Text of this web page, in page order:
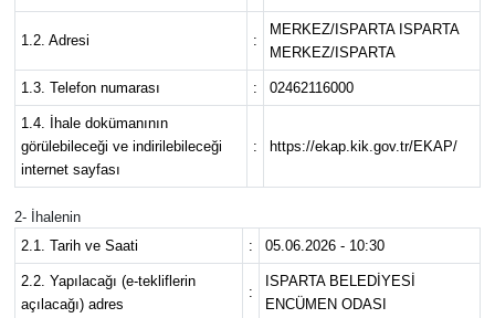
1.2. Adresi :
MERKEZ/ISPARTA ISPARTA
MERKEZ/ISPARTA
1.3. Telefon numarası : 02462116000
1.4. İhale dokümanının
görülebileceği ve indirilebileceği
internet sayfası
: https://ekap.kik.gov.tr/EKAP/
2- İhalenin
2.1. Tarih ve Saati
: 05.06.2026 - 10:30
2.2. Yapılacağı (e-tekliflerin
açılacağı) adres
:
ISPARTA BELEDİYESİ
ENCÜMEN ODASI
MAGAZİN
Oyun
POLİTİKA
RESMİ İLANLAR
SAĞLIK